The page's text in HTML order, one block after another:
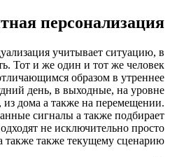
учитывает
Тот и же один и тот же
себя отличающимся образом в
на будний день, в выходные, на
ПК, из дома а также на
указанные сигналы а также
подходят не исключительно
а также также текущему